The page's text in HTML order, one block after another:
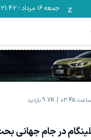
جمعه ۱۶ مرداد -
21:42
9.7K بازدید
در جام جهانی